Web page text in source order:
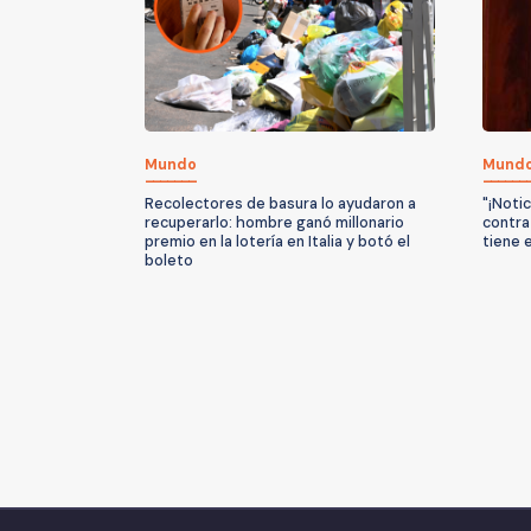
Mundo
Recolectores de basura lo ayudaron a
recuperarlo: hombre ganó millonario
premio en la lotería en Italia y botó el
boleto
contra
tiene